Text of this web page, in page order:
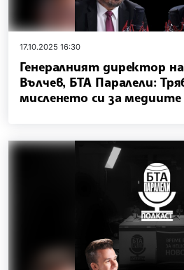
17.10.2025 16:30
Генералният директор
Вълчев, БТА Паралели:
мисленето си за медиите